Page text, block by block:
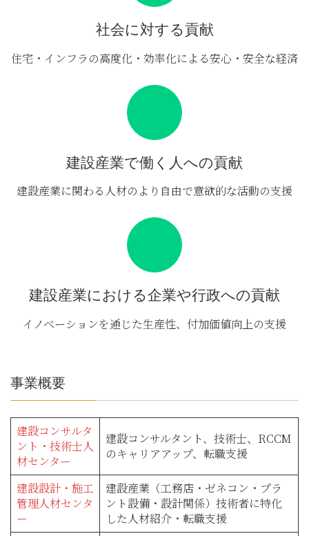
社会に対する貢献
住宅・インフラの高度化・効率化による安心・安全な経済
建設産業で働く人への貢献
建設産業に関わる人材のより自由で意欲的な活動の支援
建設産業における企業や行政への貢献
イノベーションを通じた生産性、付加価値向上の支援
事業概要
建設コンサルタ
ント・技術士人
材センター
建設コンサルタント、技術士、RCCM
のキャリアアップ、転職支援
建設設計・施工
管理人材センタ
ー
建設産業（工務店・ゼネコン・プラ
ント設備・設計関係）技術者に特化
した人材紹介・転職支援